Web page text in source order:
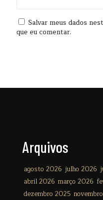
Salvar meus dados
que eu comentar.
Arquivos
agosto 2026 julho 2026
abril 2026 março 2026
dezembro 2025